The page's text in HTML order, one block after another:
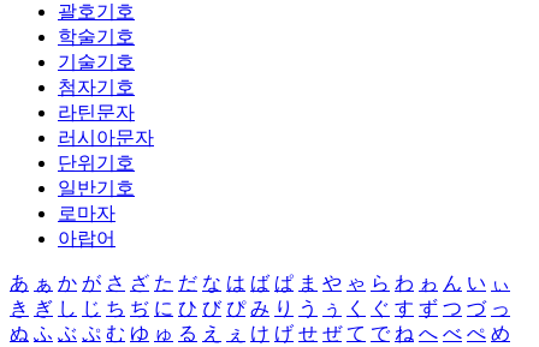
괄호기호
학술기호
기술기호
첨자기호
라틴문자
러시아문자
단위기호
일반기호
로마자
아랍어
あ ぁ か が さ ざ た だ な は ば ぱ ま や ゃ ら わ ゎ ん い ぃ
き ぎ し じ ち ぢ に ひ び ぴ み り う ぅ く ぐ す ず つ づ っ
ぬ ふ ぶ ぷ む ゆ ゅ る え ぇ け げ せ ぜ て で ね へ べ ぺ め